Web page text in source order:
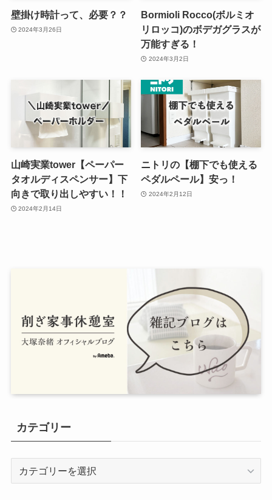
壁掛け時計って、必要？？
2024年3月26日
Bormioli Rocco(ボルミオ
リロッコ)のボデガグラスが
万能すぎる！
2024年3月2日
山崎実業tower【ペーパー
タオルディスペンサー】下
向きで取り出しやすい！！
2024年2月14日
ニトリの【棚下でも使える
ペダルペール】安っ！
2024年2月12日
カテゴリー